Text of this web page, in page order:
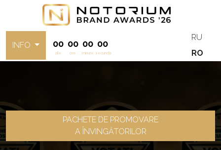
INFO 00
zile
00
ore
00
minute
00
secunde
RU
RO
PACHETE DE PROMOVARE
A ÎNVINGĂTORILOR